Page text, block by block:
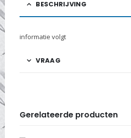
BESCHRIJVING
informatie volgt
VRAAG
Gerelateerde producten